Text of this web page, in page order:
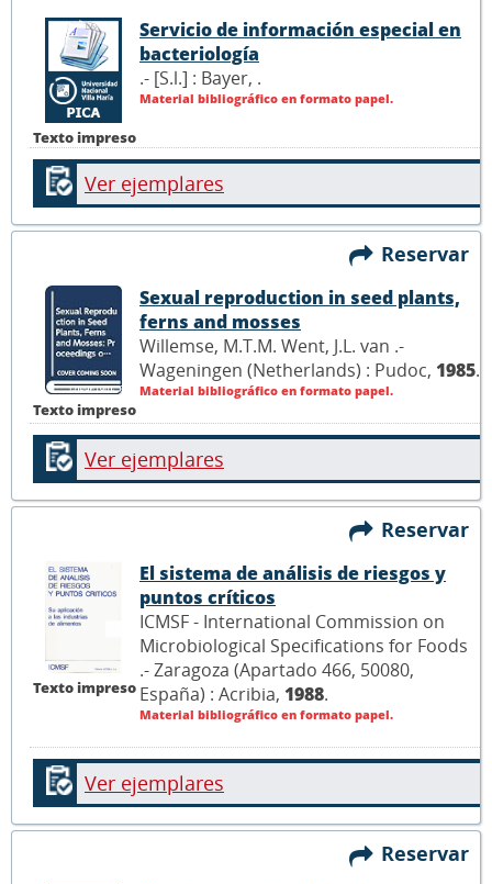
Texto impreso
Servicio de información especial en
bacteriología
.- [S.l.] : Bayer, .
Material bibliográfico en formato papel.
Ver ejemplares
Reservar
Texto impreso
Sexual reproduction in seed plants,
ferns and mosses
Willemse, M.T.M. Went, J.L. van .-
Wageningen (Netherlands) : Pudoc, 1985.
Material bibliográfico en formato papel.
Ver ejemplares
Reservar
Texto impreso
El sistema de análisis de riesgos y
puntos críticos
ICMSF - International Commission on
Microbiological Specifications for Foods
.- Zaragoza (Apartado 466, 50080,
España) : Acribia, 1988.
Material bibliográfico en formato papel.
Ver ejemplares
Reservar